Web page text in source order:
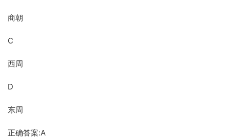
商朝
C
西周
D
东周
正确答案:A